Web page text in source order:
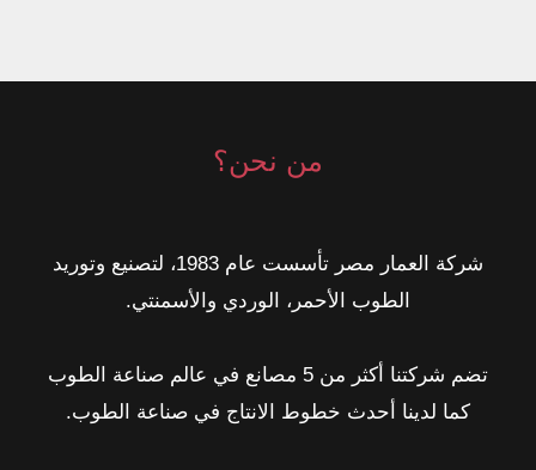
للمستقبل
من نحن؟
شركة العمار مصر تأسست عام 1983، لتصنيع وتوريد
الطوب الأحمر، الوردي والأسمنتي.
تضم شركتنا أكثر من 5 مصانع في عالم صناعة الطوب
كما لدينا أحدث خطوط الانتاج في صناعة الطوب.